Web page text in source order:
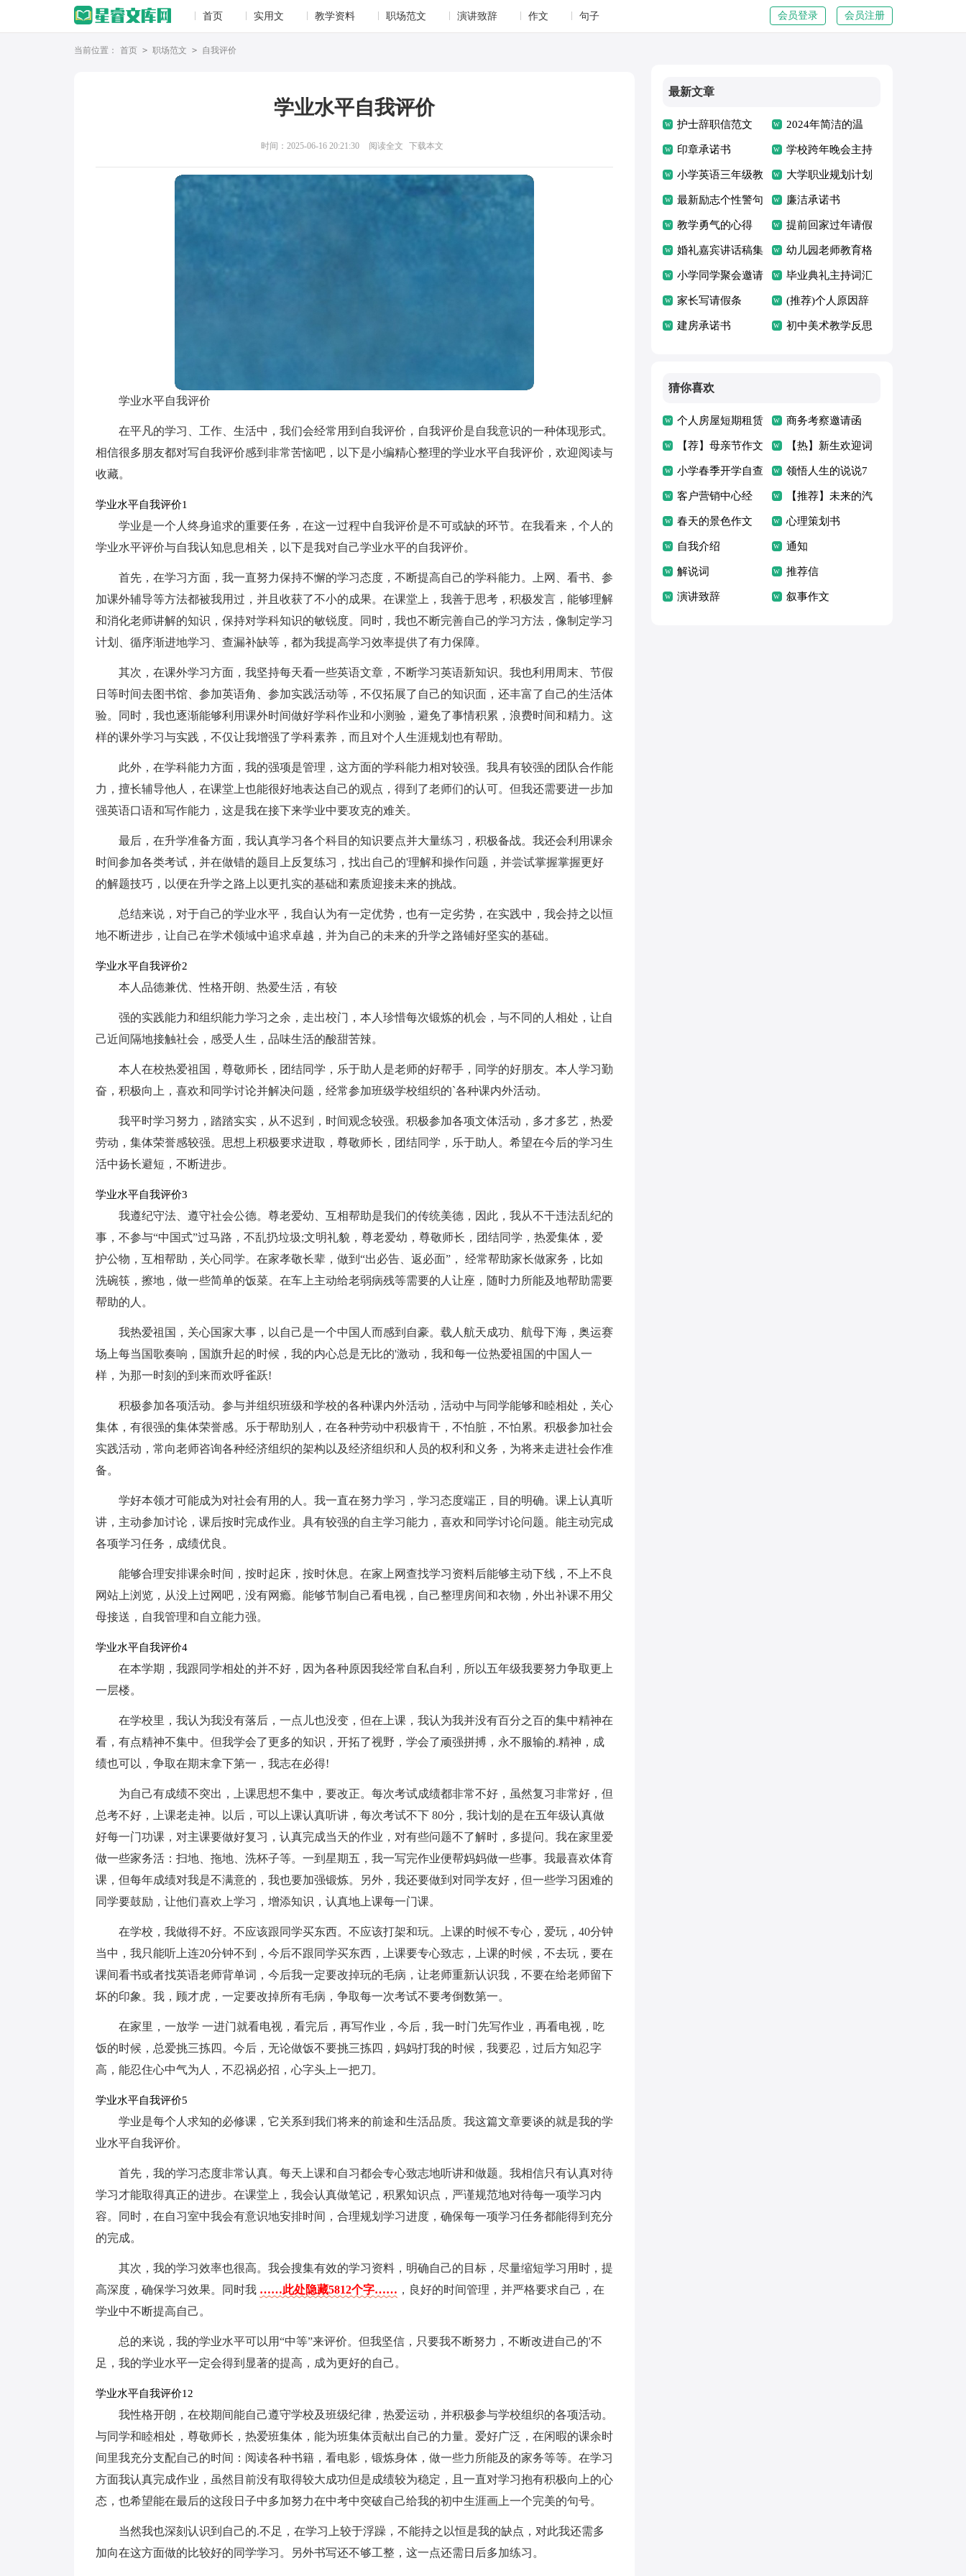
首页 实用文 教学资料 职场范文 演讲致辞 作文 句子 会员登录 会员注册
当前位置： 首页 > 职场范文 > 自我评价
学业水平自我评价
时间：2025-06-16 20:21:30 阅读全文 下载本文
学业水平自我评价
在平凡的学习、工作、生活中，我们会经常用到自我评价，自我评价是自我意识的一种体现形式。
相信很多朋友都对写自我评价感到非常苦恼吧，以下是小编精心整理的学业水平自我评价，欢迎阅读与
收藏。
学业水平自我评价1
学业是一个人终身追求的重要任务，在这一过程中自我评价是不可或缺的环节。在我看来，个人的
学业水平评价与自我认知息息相关，以下是我对自己学业水平的自我评价。
首先，在学习方面，我一直努力保持不懈的学习态度，不断提高自己的学科能力。上网、看书、参
加课外辅导等方法都被我用过，并且收获了不小的成果。在课堂上，我善于思考，积极发言，能够理解
和消化老师讲解的知识，保持对学科知识的敏锐度。同时，我也不断完善自己的学习方法，像制定学习
计划、循序渐进地学习、查漏补缺等，都为我提高学习效率提供了有力保障。
其次，在课外学习方面，我坚持每天看一些英语文章，不断学习英语新知识。我也利用周末、节假
日等时间去图书馆、参加英语角、参加实践活动等，不仅拓展了自己的知识面，还丰富了自己的生活体
验。同时，我也逐渐能够利用课外时间做好学科作业和小测验，避免了事情积累，浪费时间和精力。这
样的课外学习与实践，不仅让我增强了学科素养，而且对个人生涯规划也有帮助。
此外，在学科能力方面，我的强项是管理，这方面的学科能力相对较强。我具有较强的团队合作能
力，擅长辅导他人，在课堂上也能很好地表达自己的观点，得到了老师们的认可。但我还需要进一步加
强英语口语和写作能力，这是我在接下来学业中要攻克的难关。
最后，在升学准备方面，我认真学习各个科目的知识要点并大量练习，积极备战。我还会利用课余
时间参加各类考试，并在做错的题目上反复练习，找出自己的'理解和操作问题，并尝试掌握掌握更好
的解题技巧，以便在升学之路上以更扎实的基础和素质迎接未来的挑战。
总结来说，对于自己的学业水平，我自认为有一定优势，也有一定劣势，在实践中，我会持之以恒
地不断进步，让自己在学术领域中追求卓越，并为自己的未来的升学之路铺好坚实的基础。
学业水平自我评价2
本人品德兼优、性格开朗、热爱生活，有较
强的实践能力和组织能力学习之余，走出校门，本人珍惜每次锻炼的机会，与不同的人相处，让自
己近间隔地接触社会，感受人生，品味生活的酸甜苦辣。
本人在校热爱祖国，尊敬师长，团结同学，乐于助人是老师的好帮手，同学的好朋友。本人学习勤
奋，积极向上，喜欢和同学讨论并解决问题，经常参加班级学校组织的`各种课内外活动。
我平时学习努力，踏踏实实，从不迟到，时间观念较强。积极参加各项文体活动，多才多艺，热爱
劳动，集体荣誉感较强。思想上积极要求进取，尊敬师长，团结同学，乐于助人。希望在今后的学习生
活中扬长避短，不断进步。
学业水平自我评价3
我遵纪守法、遵守社会公德。尊老爱幼、互相帮助是我们的传统美德，因此，我从不干违法乱纪的
事，不参与“中国式”过马路，不乱扔垃圾;文明礼貌，尊老爱幼，尊敬师长，团结同学，热爱集体，爱
护公物，互相帮助，关心同学。在家孝敬长辈，做到“出必告、返必面”， 经常帮助家长做家务，比如
洗碗筷，擦地，做一些简单的饭菜。在车上主动给老弱病残等需要的人让座，随时力所能及地帮助需要
帮助的人。
我热爱祖国，关心国家大事，以自己是一个中国人而感到自豪。载人航天成功、航母下海，奥运赛
场上每当国歌奏响，国旗升起的时候，我的内心总是无比的'激动，我和每一位热爱祖国的中国人一
样，为那一时刻的到来而欢呼雀跃!
积极参加各项活动。参与并组织班级和学校的各种课内外活动，活动中与同学能够和睦相处，关心
集体，有很强的集体荣誉感。乐于帮助别人，在各种劳动中积极肯干，不怕脏，不怕累。积极参加社会
实践活动，常向老师咨询各种经济组织的架构以及经济组织和人员的权利和义务，为将来走进社会作准
备。
学好本领才可能成为对社会有用的人。我一直在努力学习，学习态度端正，目的明确。课上认真听
讲，主动参加讨论，课后按时完成作业。具有较强的自主学习能力，喜欢和同学讨论问题。能主动完成
各项学习任务，成绩优良。
能够合理安排课余时间，按时起床，按时休息。在家上网查找学习资料后能够主动下线，不上不良
网站上浏览，从没上过网吧，没有网瘾。能够节制自己看电视，自己整理房间和衣物，外出补课不用父
母接送，自我管理和自立能力强。
学业水平自我评价4
在本学期，我跟同学相处的并不好，因为各种原因我经常自私自利，所以五年级我要努力争取更上
一层楼。
在学校里，我认为我没有落后，一点儿也没变，但在上课，我认为我并没有百分之百的集中精神在
看，有点精神不集中。但我学会了更多的知识，开拓了视野，学会了顽强拼搏，永不服输的.精神，成
绩也可以，争取在期末拿下第一，我志在必得!
为自己有成绩不突出，上课思想不集中，要改正。每次考试成绩都非常不好，虽然复习非常好，但
总考不好，上课老走神。以后，可以上课认真听讲，每次考试不下 80分，我计划的是在五年级认真做
好每一门功课，对主课要做好复习，认真完成当天的作业，对有些问题不了解时，多提问。我在家里爱
做一些家务活：扫地、拖地、洗杯子等。一到星期五，我一写完作业便帮妈妈做一些事。我最喜欢体育
课，但每年成绩对我是不满意的，我也要加强锻炼。另外，我还要做到对同学友好，但一些学习困难的
同学要鼓励，让他们喜欢上学习，增添知识，认真地上课每一门课。
在学校，我做得不好。不应该跟同学买东西。不应该打架和玩。上课的时候不专心，爱玩，40分钟
当中，我只能听上连20分钟不到，今后不跟同学买东西，上课要专心致志，上课的时候，不去玩，要在
课间看书或者找英语老师背单词，今后我一定要改掉玩的毛病，让老师重新认识我，不要在给老师留下
坏的印象。我，顾才虎，一定要改掉所有毛病，争取每一次考试不要考倒数第一。
在家里，一放学 一进门就看电视，看完后，再写作业，今后，我一时门先写作业，再看电视，吃
饭的时候，总爱挑三拣四。今后，无论做饭不要挑三拣四，妈妈打我的时候，我要忍，过后方知忍字
高，能忍住心中气为人，不忍祸必招，心字头上一把刀。
学业水平自我评价5
学业是每个人求知的必修课，它关系到我们将来的前途和生活品质。我这篇文章要谈的就是我的学
业水平自我评价。
首先，我的学习态度非常认真。每天上课和自习都会专心致志地听讲和做题。我相信只有认真对待
学习才能取得真正的进步。在课堂上，我会认真做笔记，积累知识点，严谨规范地对待每一项学习内
容。同时，在自习室中我会有意识地安排时间，合理规划学习进度，确保每一项学习任务都能得到充分
的完成。
其次，我的学习效率也很高。我会搜集有效的学习资料，明确自己的目标，尽量缩短学习用时，提
高深度，确保学习效果。同时我 ……此处隐藏5812个字…… ，良好的时间管理，并严格要求自己，在
学业中不断提高自己。
总的来说，我的学业水平可以用“中等”来评价。但我坚信，只要我不断努力，不断改进自己的'不
足，我的学业水平一定会得到显著的提高，成为更好的自己。
学业水平自我评价12
我性格开朗，在校期间能自己遵守学校及班级纪律，热爱运动，并积极参与学校组织的各项活动。
与同学和睦相处，尊敬师长，热爱班集体，能为班集体贡献出自己的力量。爱好广泛，在闲暇的课余时
间里我充分支配自己的时间：阅读各种书籍，看电影，锻炼身体，做一些力所能及的家务等等。在学习
方面我认真完成作业，虽然目前没有取得较大成功但是成绩较为稳定，且一直对学习抱有积极向上的心
态，也希望能在最后的这段日子中多加努力在中考中突破自己给我的初中生涯画上一个完美的句号。
当然我也深刻认识到自己的.不足，在学习上较于浮躁，不能持之以恒是我的缺点，对此我还需多
加向在这方面做的比较好的同学学习。另外书写还不够工整，这一点还需日后多加练习。
最新文章
护士辞职信范文 2024年简洁的温
暖的晚安微信问候
语大汇总77条
印章承诺书 学校跨年晚会主持
词
小学英语三年级教
学反思
大学职业规划计划
书
最新励志个性警句
70句精选
廉洁承诺书
教学勇气的心得 提前回家过年请假
条
婚礼嘉宾讲话稿集
合
幼儿园老师教育格
言
小学同学聚会邀请
函
毕业典礼主持词汇
编【15篇】
家长写请假条 (推荐)个人原因辞
职信15篇
建房承诺书 初中美术教学反思
猜你喜欢
个人房屋短期租赁
协议
商务考察邀请函
【荐】母亲节作文 【热】新生欢迎词
小学春季开学自查
报告
领悟人生的说说7
篇
客户营销中心经
理“服务明星”申报
材料
【推荐】未来的汽
车作文
春天的景色作文
15篇
心理策划书
自我介绍 通知
解说词 推荐信
演讲致辞 叙事作文